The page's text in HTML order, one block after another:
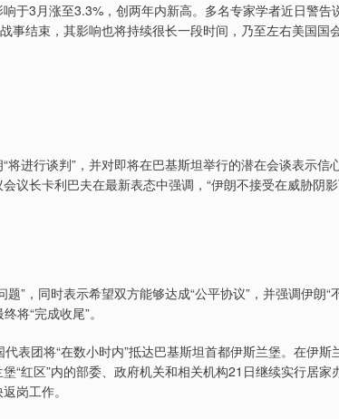
于3月涨至3.3%，创两年内新高。多名专家学者近日警告
事结束，其影响也将持续很长一段时间，乃至左右美国国
进行谈判”，并对即将在巴基斯坦举行的潜在会谈表示信
长卡利巴夫在最新表态中强调，“伊朗不接受在威胁阴影
”，同时表示希望双方能够达成“公平协议”，并强调伊朗“
将“完成收尾”。
表团将“在数小时内”抵达巴基斯坦首都伊斯兰堡。在伊斯
“红区”内的部委、政府机关和相关机构21日继续实行居家
岗工作。